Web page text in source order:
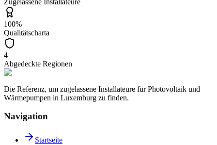
100%
Qualitätscharta
4
Abgedeckte Regionen
Die Referenz, um zugelassene Installateure für Photovoltaik und
Wärmepumpen in Luxemburg zu finden.
Navigation
Startseite